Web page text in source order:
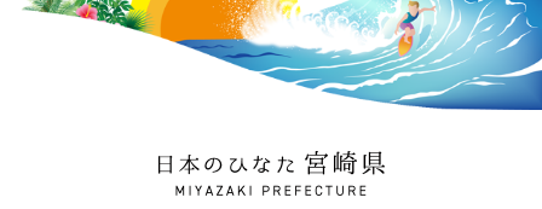
日本のひなた 宮崎県
MIYAZAKI PREFECTURE